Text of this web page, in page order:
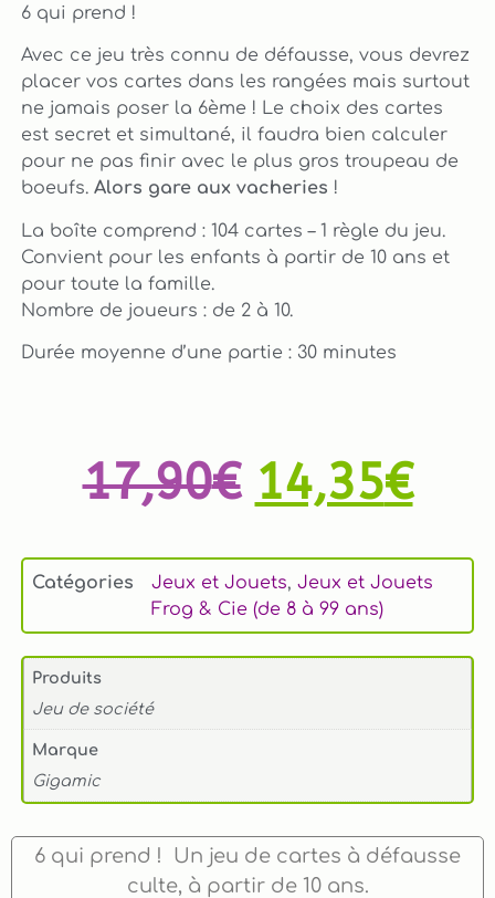
6 qui prend !
Avec ce jeu très connu de défausse, vous devrez
placer vos cartes dans les rangées mais surtout
ne jamais poser la 6ème ! Le choix des cartes
est secret et simultané, il faudra bien calculer
pour ne pas finir avec le plus gros troupeau de
boeufs. Alors gare aux vacheries !
La boîte comprend :104 cartes – 1 règle du jeu.
Convient pour les enfants à partir de 10 ans et
pour toute la famille.
Nombre de joueurs : de 2 à 10.
Durée moyenne d’une partie : 30 minutes
17,90€ 14,35€
Catégories Jeux et Jouets,Jeux et Jouets
Frog & Cie (de 8 à 99 ans)
Produits
Jeu de société
Marque
Gigamic
6 qui prend ! Un jeu de cartes à défausse
culte, à partir de 10 ans.